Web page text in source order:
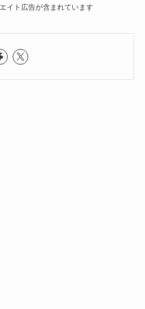
イト広告が含まれています